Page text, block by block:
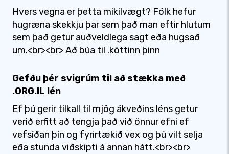
Hvers vegna er þetta mikilvægt? Fólk hefur
hugræna skekkju þar sem það man eftir hlutum
sem það getur auðveldlega sagt eða hugsað
um.<br><br> Að búa til .köttinn þinn
Gefðu þér svigrúm til að stækka með
.ORG.IL lén
Ef þú gerir tilkall til mjög ákveðins léns getur
verið erfitt að tengja það við önnur efni ef
vefsíðan þín og fyrirtækið vex og þú vilt selja
eða stunda viðskipti á annan hátt.<br><br>